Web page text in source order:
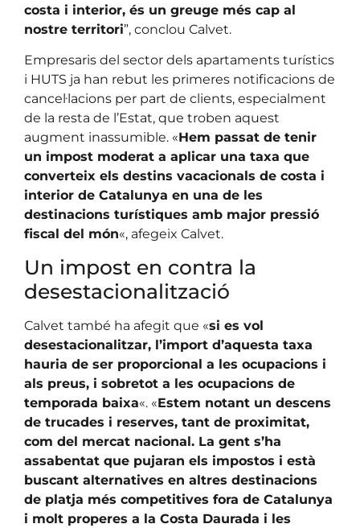
costa i interior, és un greuge més cap al
nostre territori”, conclou Calvet.
Empresaris del sector dels apartaments turístics
i HUTS ja han rebut les primeres notificacions de
cancel·lacions per part de clients, especialment
de la resta de l’Estat, que troben aquest
augment inassumible. «Hem passat de tenir
un impost moderat a aplicar una taxa que
converteix els destins vacacionals de costa i
interior de Catalunya en una de les
destinacions turístiques amb major pressió
fiscal del món«, afegeix Calvet.
Un impost en contra la
desestacionalització
Calvet també ha afegit que «si es vol
desestacionalitzar, l’import d’aquesta taxa
hauria de ser proporcional a les ocupacions i
als preus, i sobretot a les ocupacions de
temporada baixa«. «Estem notant un descens
de trucades i reserves, tant de proximitat,
com del mercat nacional. La gent s’ha
assabentat que pujaran els impostos i està
buscant alternatives en altres destinacions
de platja més competitives fora de Catalunya
i molt properes a la Costa Daurada i les